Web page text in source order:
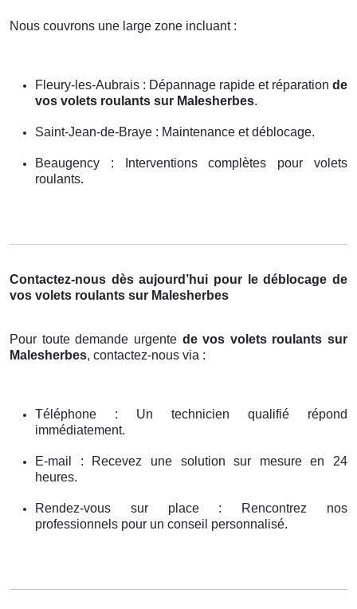
Nous couvrons une large zone incluant :
Fleury-les-Aubrais : Dépannage rapide et réparation de
vos volets roulants sur Malesherbes.
Saint-Jean-de-Braye : Maintenance et déblocage.
Beaugency : Interventions complètes pour volets
roulants.
Contactez-nous dès aujourd’hui pour le déblocage de
vos volets roulants sur Malesherbes
Pour toute demande urgente de vos volets roulants sur
Malesherbes, contactez-nous via :
Téléphone : Un technicien qualifié répond
immédiatement.
E-mail : Recevez une solution sur mesure en 24
heures.
Rendez-vous sur place : Rencontrez nos
professionnels pour un conseil personnalisé.